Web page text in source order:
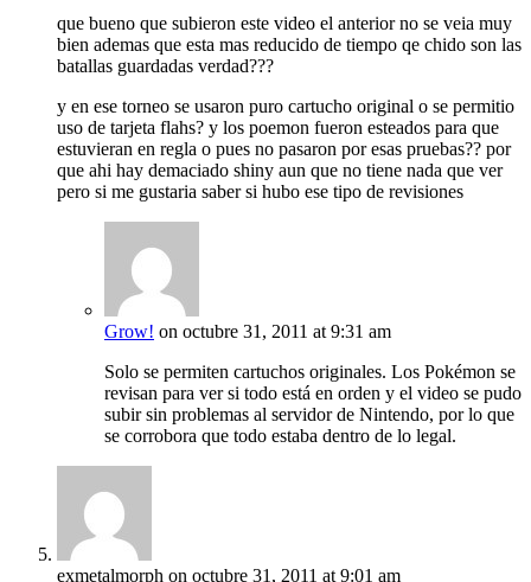
que bueno que subieron este video el anterior no se veia muy
bien ademas que esta mas reducido de tiempo qe chido son las
batallas guardadas verdad???
y en ese torneo se usaron puro cartucho original o se permitio
uso de tarjeta flahs? y los poemon fueron esteados para que
estuvieran en regla o pues no pasaron por esas pruebas?? por
que ahi hay demaciado shiny aun que no tiene nada que ver
pero si me gustaria saber si hubo ese tipo de revisiones
Grow! on octubre 31, 2011 at 9:31 am
Solo se permiten cartuchos originales. Los Pokémon se
revisan para ver si todo está en orden y el video se pudo
subir sin problemas al servidor de Nintendo, por lo que
se corrobora que todo estaba dentro de lo legal.
exmetalmorph on octubre 31, 2011 at 9:01 am